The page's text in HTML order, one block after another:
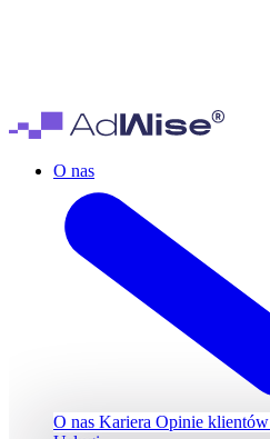
O nas
O nas Kariera Opinie klientów